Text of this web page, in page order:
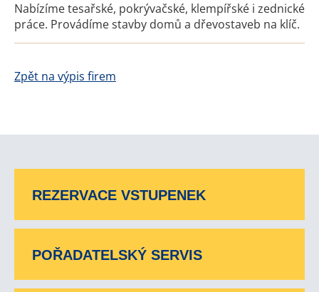
Nabízíme tesařské, pokrývačské, klempířské i zednické
práce. Provádíme stavby domů a dřevostaveb na klíč.
Zpět na výpis firem
REZERVACE VSTUPENEK
POŘADATELSKÝ SERVIS